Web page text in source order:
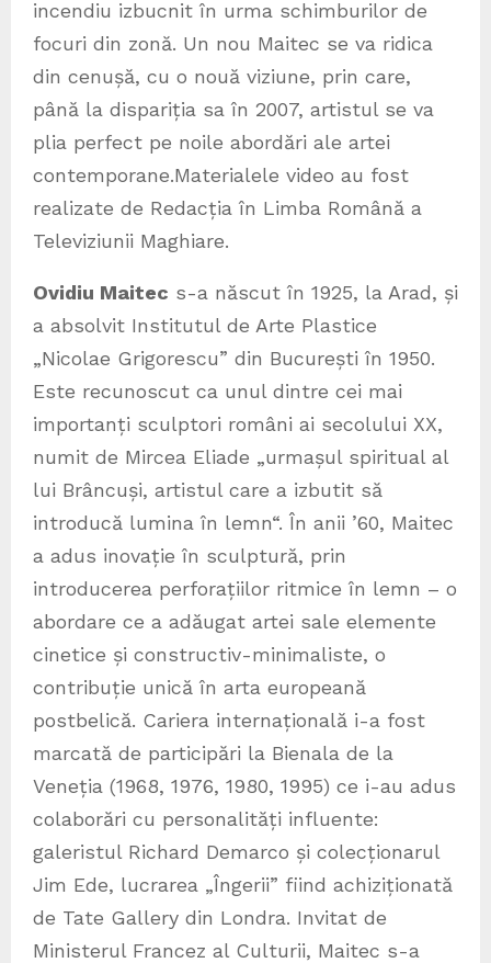
incendiu izbucnit în urma schimburilor de
focuri din zonă. Un nou Maitec se va ridica
din cenușă, cu o nouă viziune, prin care,
până la dispariția sa în 2007, artistul se va
plia perfect pe noile abordări ale artei
contemporane.Materialele video au fost
realizate de Redacția în Limba Română a
Televiziunii Maghiare.
Ovidiu Maitec s-a născut în 1925, la Arad, și
a absolvit Institutul de Arte Plastice
„Nicolae Grigorescu” din București în 1950.
Este recunoscut ca unul dintre cei mai
importanți sculptori români ai secolului XX,
numit de Mircea Eliade „urmașul spiritual al
lui Brâncuși, artistul care a izbutit să
introducă lumina în lemn“. În anii ’60, Maitec
a adus inovație în sculptură, prin
introducerea perforațiilor ritmice în lemn – o
abordare ce a adăugat artei sale elemente
cinetice și constructiv-minimaliste, o
contribuție unică în arta europeană
postbelică. Cariera internațională i-a fost
marcată de participări la Bienala de la
Veneția (1968, 1976, 1980, 1995) ce i-au adus
colaborări cu personalități influente:
galeristul Richard Demarco și colecționarul
Jim Ede, lucrarea „Îngerii” fiind achiziționată
de Tate Gallery din Londra. Invitat de
Ministerul Francez al Culturii, Maitec s-a